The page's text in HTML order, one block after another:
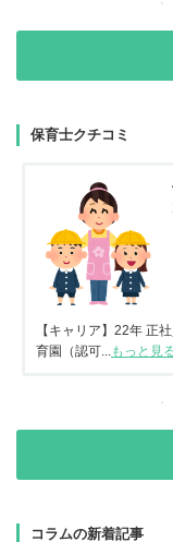
保育士クチコミ
【キャリア】22年 正
育園（認可...もっと見
コラムの新着記事